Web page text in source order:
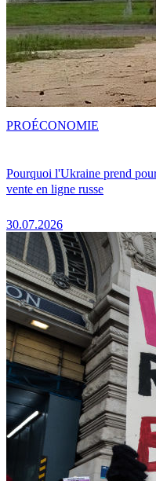
Pourquoi l'Ukraine prend
vente en ligne russe
30.07.2026
PROÉCONOMIE